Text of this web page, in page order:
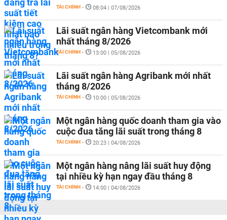
TÀI CHÍNH - 08:04 | 07/08/2026
Lãi suất ngân hàng Vietcombank mới
nhất tháng 8/2026
TÀI CHÍNH - 13:00 | 05/08/2026
Lãi suất ngân hàng Agribank mới nhất
tháng 8/2026
TÀI CHÍNH - 10:00 | 05/08/2026
Một ngân hàng quốc doanh tham gia vào
cuộc đua tăng lãi suất trong tháng 8
TÀI CHÍNH - 20:23 | 04/08/2026
Một ngân hàng nâng lãi suất huy động
tại nhiều kỳ hạn ngay đầu tháng 8
TÀI CHÍNH - 14:00 | 04/08/2026